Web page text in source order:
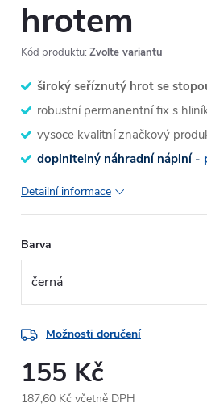
hrotem
Kód produktu: Zvolte variantu
široký seříznutý hrot se
robustní permanentní fix s
vysoce kvalitní značkový
doplnitelný náhradní náplní -
Detailní informace
Barva
Možnosti doručení
155 Kč
187,60 Kč včetně DPH